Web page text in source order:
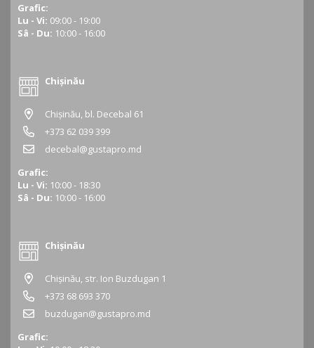
Grafic:
Lu - Vi: 09:00 - 19:00
Sâ - Du: 10:00 - 16:00
Chișinău
Chișinău, bl. Decebal 61
+373 62 039 399
decebal@gustapro.md
Grafic:
Lu - Vi: 10:00 - 18:30
Sâ - Du: 10:00 - 16:00
Chișinău
Chișinău, str. Ion Buzdugan 1
+373 68 693 370
buzdugan@gustapro.md
Grafic: